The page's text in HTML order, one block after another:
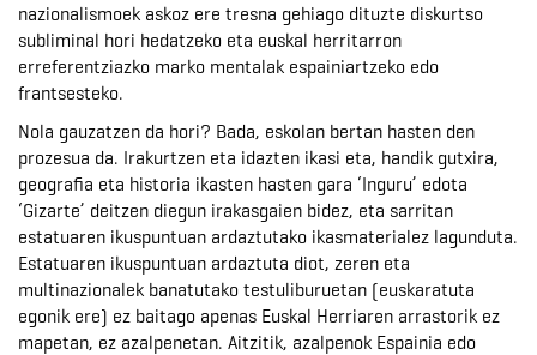
nazionalismoek askoz ere tresna gehiago dituzte diskurtso
subliminal hori hedatzeko eta euskal herritarron
erreferentziazko marko mentalak espainiartzeko edo
frantsesteko.
Nola gauzatzen da hori? Bada, eskolan bertan hasten den
prozesua da. Irakurtzen eta idazten ikasi eta, handik gutxira,
geografia eta historia ikasten hasten gara ‘Inguru’ edota
‘Gizarte’ deitzen diegun irakasgaien bidez, eta sarritan
estatuaren ikuspuntuan ardaztutako ikasmaterialez lagunduta.
Estatuaren ikuspuntuan ardaztuta diot, zeren eta
multinazionalek banatutako testuliburuetan (euskaratuta
egonik ere) ez baitago apenas Euskal Herriaren arrastorik ez
mapetan, ez azalpenetan. Aitzitik, azalpenok Espainia edo